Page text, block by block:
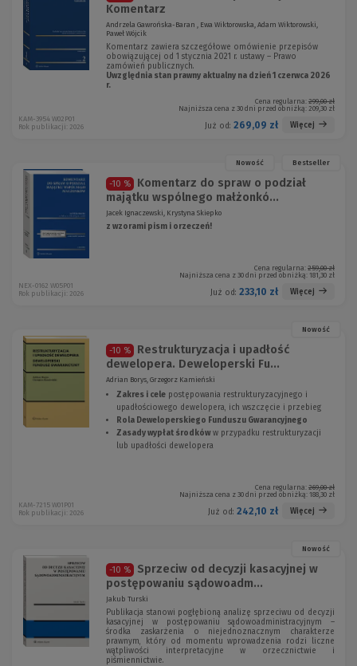
Komentarz
Andrzela Gawrońska-Baran , Ewa Wiktorowska, Adam Wiktorowski,
Paweł Wójcik
Komentarz zawiera szczegółowe omówienie przepisów
obowiązującej od 1 stycznia 2021 r. ustawy – Prawo
zamówień publicznych.
Uwzględnia stan prawny aktualny na dzień 1 czerwca 2026
r.
Cena regularna: 299,00 zł
Najniższa cena z 30 dni przed obniżką: 209,30 zł
Już od: 269,09 zł Więcej
KAM-3954 W02P01
Rok publikacji: 2026
Nowość Bestseller
-10 %
Komentarz do spraw o podział
majątku wspólnego małżonkó...
Jacek Ignaczewski, Krystyna Skiepko
z wzorami pism i orzeczeń!
Cena regularna: 259,00 zł
Najniższa cena z 30 dni przed obniżką: 181,30 zł
Już od: 233,10 zł Więcej
NEX-0162 W05P01
Rok publikacji: 2026
Nowość
-10 %
Restrukturyzacja i upadłość
dewelopera. Deweloperski Fu...
Adrian Borys, Grzegorz Kamieński
Zakres i cele postępowania restrukturyzacyjnego i
upadłościowego dewelopera, ich wszczęcie i przebieg
Rola Deweloperskiego Funduszu Gwarancyjnego
Zasady wypłat środkóww przypadku restrukturyzacji
lub upadłości dewelopera
Cena regularna: 269,00 zł
Najniższa cena z 30 dni przed obniżką: 188,30 zł
Już od: 242,10 zł Więcej
KAM-7215 W01P01
Rok publikacji: 2026
Nowość
-10 %
Sprzeciw od decyzji kasacyjnej w
postępowaniu sądowoadm...
Jakub Turski
Publikacja stanowi pogłębioną analizę sprzeciwu od decyzji
kasacyjnej w postępowaniu sądowoadministracyjnym –
środka zaskarżenia o niejednoznacznym charakterze
prawnym, który od momentu wprowadzenia rodzi liczne
wątpliwości interpretacyjne w orzecznictwie i
piśmiennictwie.